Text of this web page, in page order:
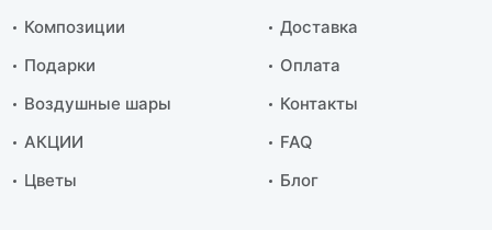
Композиции
Подарки
Воздушные шары
АКЦИИ
Цветы
Доставка
Оплата
Контакты
FAQ
Блог